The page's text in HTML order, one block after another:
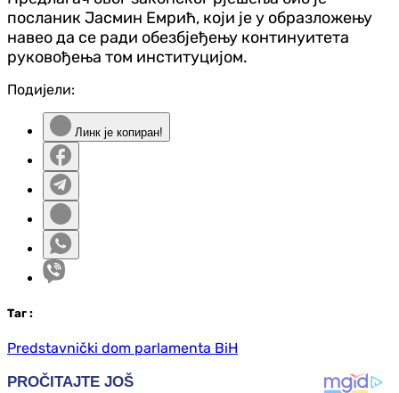
посланик Јасмин Емрић, који је у образложењу
навео да се ради обезбјеђењу континуитета
руковођења том институцијом.
Подијели:
Линк је копиран!
Таг :
Predstavnički dom parlamenta BiH